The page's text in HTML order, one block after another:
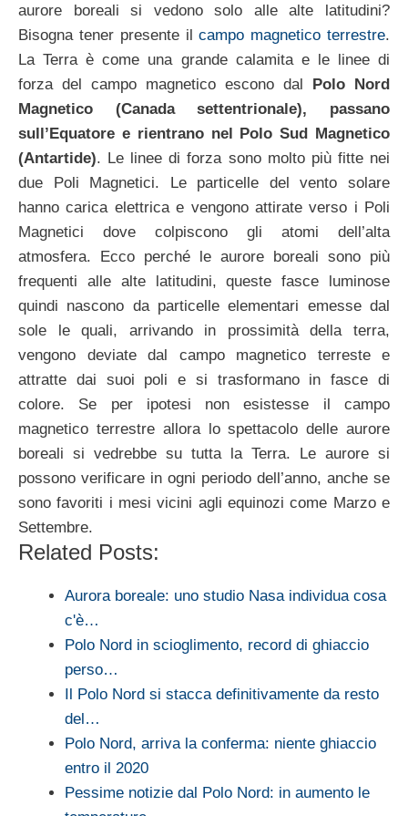
aurore boreali si vedono solo alle alte latitudini?
Bisogna tener presente ilcampo magnetico terrestre.
La Terra è come una grande calamita e le linee di
forza del campo magnetico escono dal Polo Nord
Magnetico (Canada settentrionale), passano
sull’Equatore e rientrano nel Polo Sud Magnetico
(Antartide). Le linee di forza sono molto più fitte nei
due Poli Magnetici. Le particelle del vento solare
hanno carica elettrica e vengono attirate verso i Poli
Magnetici dove colpiscono gli atomi dell’alta
atmosfera. Ecco perché le aurore boreali sono più
frequenti alle alte latitudini, queste fasce luminose
quindi nascono da particelle elementari emesse dal
sole le quali, arrivando in prossimità della terra,
vengono deviate dal campo magnetico terreste e
attratte dai suoi poli e si trasformano in fasce di
colore. Se per ipotesi non esistesse il campo
magnetico terrestre allora lo spettacolo delle aurore
boreali si vedrebbe su tutta la Terra. Le aurore si
possono verificare in ogni periodo dell’anno, anche se
sono favoriti i mesi vicini agli equinozi come Marzo e
Settembre.
Related Posts:
Aurora boreale: uno studio Nasa individua cosa
c'è…
Polo Nord in scioglimento, record di ghiaccio
perso…
Il Polo Nord si stacca definitivamente da resto
del…
Polo Nord, arriva la conferma: niente ghiaccio
entro il 2020
Pessime notizie dal Polo Nord: in aumento le